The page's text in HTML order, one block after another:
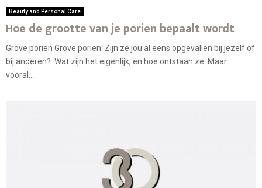
Beauty and Personal Care
Hoe de grootte van je porien bepaalt wordt
Grove poriën Grove poriën. Zijn ze jou al eens opgevallen bij jezelf of
bij anderen? Wat zijn het eigenlijk, en hoe ontstaan ze. Maar
vooral,...